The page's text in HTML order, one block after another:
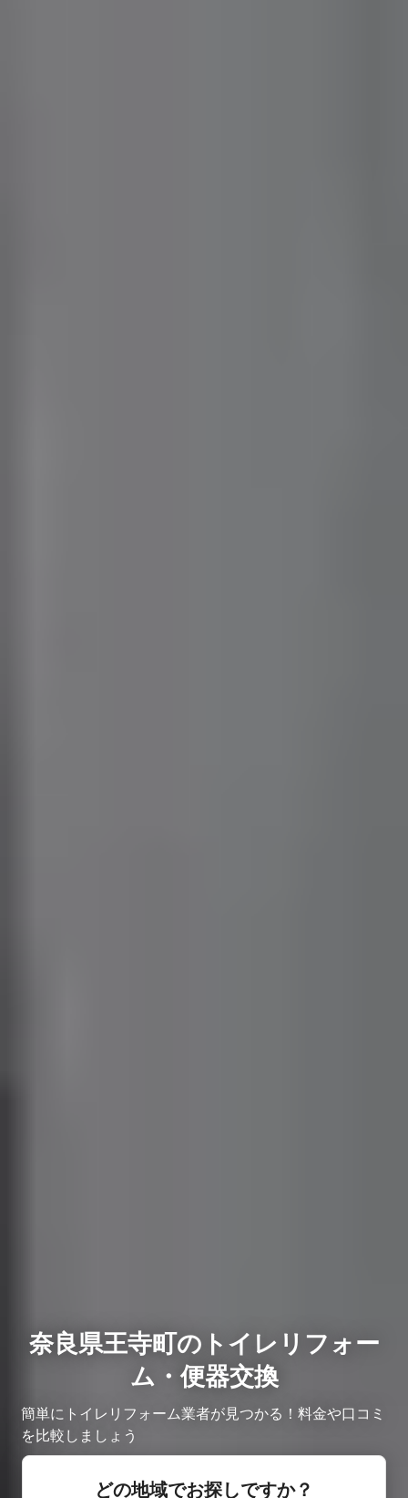
奈良県王寺町のトイレリフォー
ム・便器交換
簡単にトイレリフォーム業者が見つかる！料金や口コミ
を比較しましょう
どの地域でお探しですか？